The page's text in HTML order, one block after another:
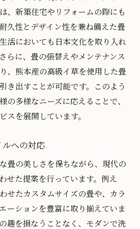
、新築住宅やリフォームの際にも
久性とデザイン性を兼ね備えた畳
活においても日本文化を取り入れ
らに、畳の張替えやメンテナンス
、熊本産の高級イ草を使用した畳
き出すことが可能です。このよう
の多様なニーズに応えることで、
スを展開しています。
への対応
畳の美しさを保ちながら、現代の
せた提案を行っています。例え
せたカスタムサイズの畳や、カラ
ーションを豊富に取り揃えていま
趣を損なうことなく、モダンで洗